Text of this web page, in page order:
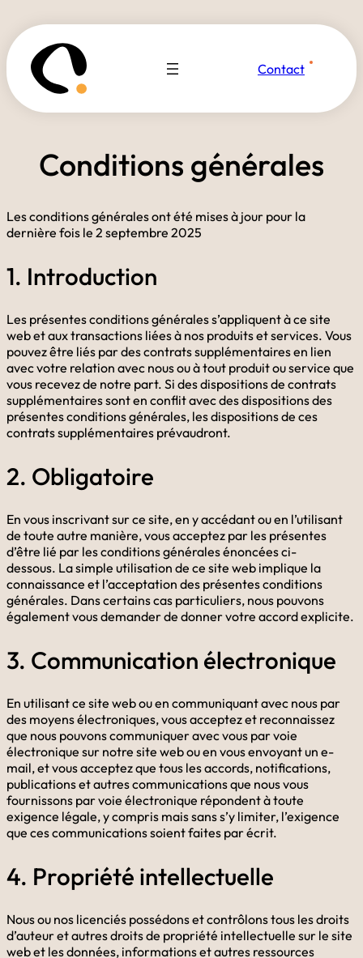
Contact
Conditions générales
Les conditions générales ont été mises à jour pour la
dernière fois le 2 septembre 2025
1. Introduction
Les présentes conditions générales s’appliquent à ce site
web et aux transactions liées à nos produits et services. Vous
pouvez être liés par des contrats supplémentaires en lien
avec votre relation avec nous ou à tout produit ou service que
vous recevez de notre part. Si des dispositions de contrats
supplémentaires sont en conflit avec des dispositions des
présentes conditions générales, les dispositions de ces
contrats supplémentaires prévaudront.
2. Obligatoire
En vous inscrivant sur ce site, en y accédant ou en l’utilisant
de toute autre manière, vous acceptez par les présentes
d’être lié par les conditions générales énoncées ci-
dessous. La simple utilisation de ce site web implique la
connaissance et l’acceptation des présentes conditions
générales. Dans certains cas particuliers, nous pouvons
également vous demander de donner votre accord explicite.
3. Communication électronique
En utilisant ce site web ou en communiquant avec nous par
des moyens électroniques, vous acceptez et reconnaissez
que nous pouvons communiquer avec vous par voie
électronique sur notre site web ou en vous envoyant un e-
mail, et vous acceptez que tous les accords, notifications,
publications et autres communications que nous vous
fournissons par voie électronique répondent à toute
exigence légale, y compris mais sans s’y limiter, l’exigence
que ces communications soient faites par écrit.
4. Propriété intellectuelle
Nous ou nos licenciés possédons et contrôlons tous les droits
d’auteur et autres droits de propriété intellectuelle sur le site
web et les données, informations et autres ressources